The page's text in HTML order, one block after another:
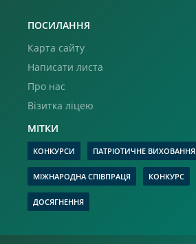
ПОСИЛАННЯ
Карта сайту
Написати листа
Про нас
Візитка ліцею
МІТКИ
КОНКУРСИ ПАТРІОТИЧНЕ ВИХОВАННЯ
МІЖНАРОДНА СПІВПРАЦЯ КОНКУРС
ДОСЯГНЕННЯ